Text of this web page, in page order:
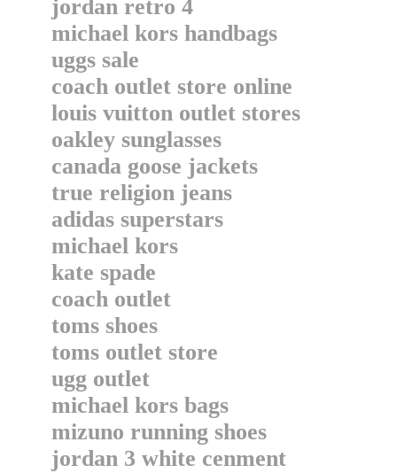
jordan retro 4
michael kors handbags
uggs sale
coach outlet store online
louis vuitton outlet stores
oakley sunglasses
canada goose jackets
true religion jeans
adidas superstars
michael kors
kate spade
coach outlet
toms shoes
toms outlet store
ugg outlet
michael kors bags
mizuno running shoes
jordan 3 white cenment